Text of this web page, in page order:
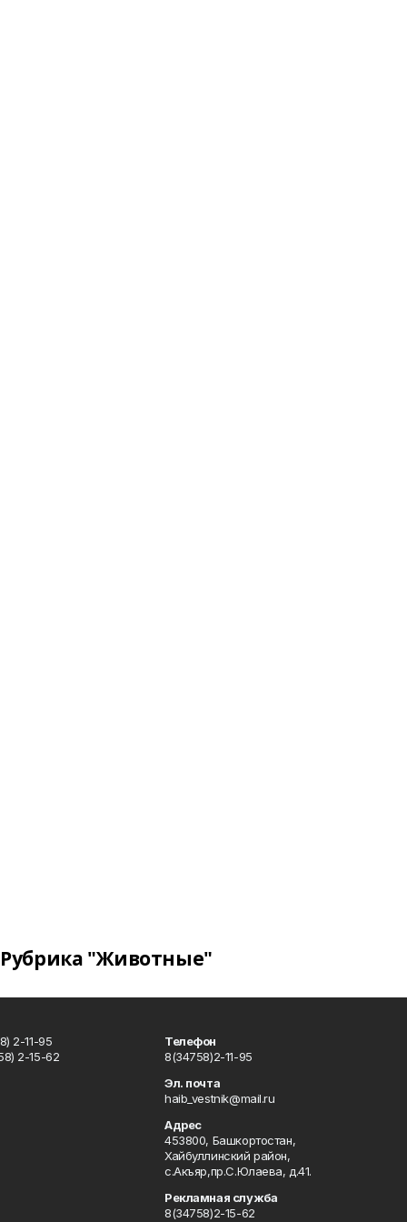
Рубрика "Животные"
2-11-95
2-15-62
Телефон
8(34758)2-11-95
Эл. почта
haib_vestnik@mail.ru
Адрес
453800, Башкортостан,
Хайбуллинский район,
с.Акъяр,пр.С.Юлаева, д.41.
Рекламная служба
8(34758)2-15-62